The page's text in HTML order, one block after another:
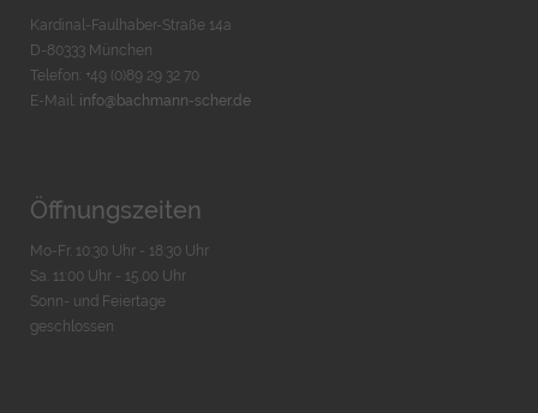
Kardinal-Faulhaber-Straße 14a
D-80333 München
Telefon: +49 (0)89 29 32 70
E-Mail: info@bachmann-scher.de
Öffnungszeiten
Mo-Fr. 10:30 Uhr - 18:30 Uhr
Sa. 11:00 Uhr - 15.00 Uhr
Sonn- und Feiertage
geschlossen